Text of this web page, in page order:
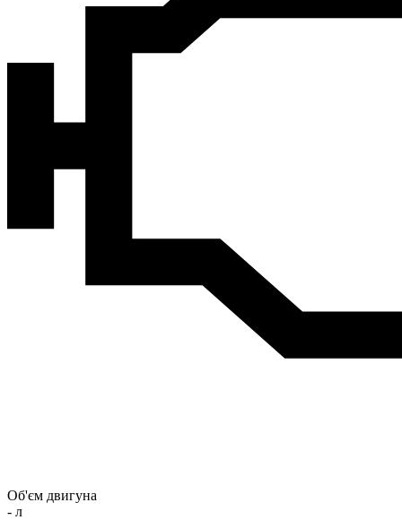
Об'єм двигуна
- л